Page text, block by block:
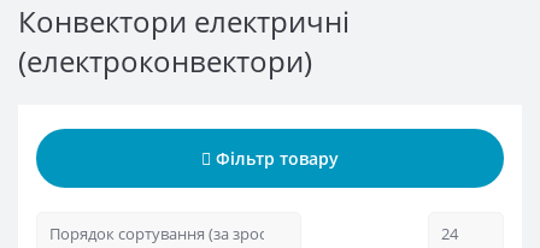
Конвектори електричні
(електроконвектори)
Фільтр товару